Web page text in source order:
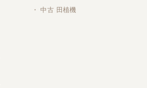
・ 中古 田植機